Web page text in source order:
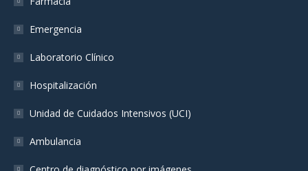
new
window
new
window
new
window
Emergencia
Laboratorio Clínico
Hospitalización
Unidad de Cuidados Intensivos (UCI)
Ambulancia